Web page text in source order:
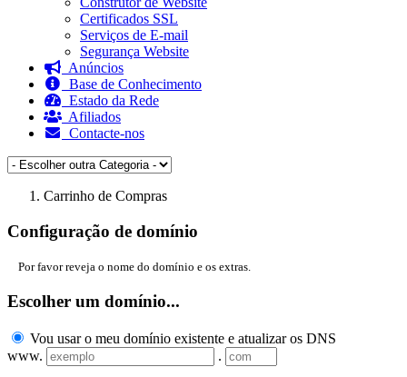
Certificados SSL
Serviços de E-mail
Segurança Website
Anúncios
Base de Conhecimento
Estado da Rede
Afiliados
Contacte-nos
Carrinho de Compras
Configuração de domínio
Por favor reveja o nome do domínio e os extras.
Escolher um domínio...
Vou usar o meu domínio existente e atualizar os DNS
www.
.